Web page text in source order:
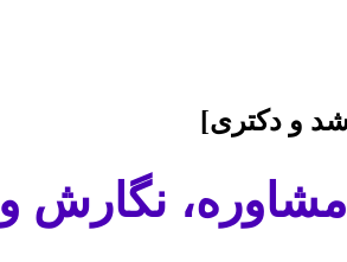
و دکتری]
مشاوره،